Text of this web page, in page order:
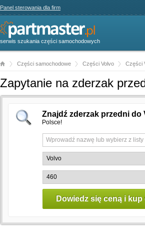
Panel sterowania dla firm
serwis szukania części samochodowych
Części samochodowe Części Volvo Części
Zapytanie na zderzak
Znajdź zderzak przedni do
Polsce!